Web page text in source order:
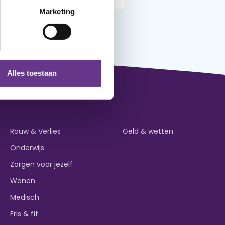
Marketing
Alles toestaan
Rouw & Verlies
Onderwijs
Zorgen voor jezelf
Wonen
Medisch
Fris & fit
Geld & wetten